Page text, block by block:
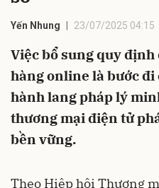
Yến Nhung 23/07/2025 04:15
Việc bổ sung quy
hàng online là bước
hành lang pháp lý
thương mại điện tử
bền vững.
Theo Hiệp hội Thương